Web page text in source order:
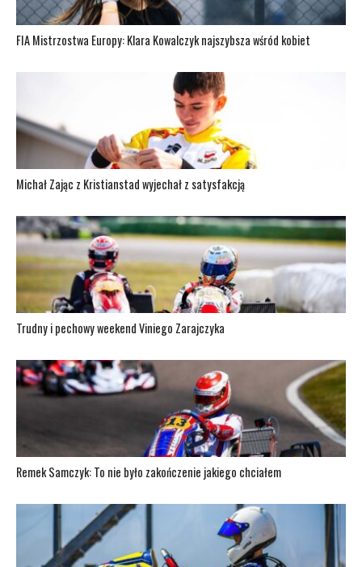
FIA Mistrzostwa Europy: Klara Kowalczyk najszybsza wśród kobiet
Michał Zając z Kristianstad wyjechał z satysfakcją
Trudny i pechowy weekend Viniego Zarajczyka
Remek Samczyk: To nie było zakończenie jakiego chciałem